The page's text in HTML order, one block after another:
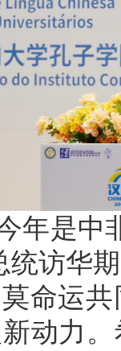
年是中
统访华
命运
动力